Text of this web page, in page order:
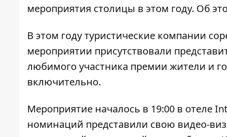
мероприятия столицы в этом году. Об
В этом году туристические компании
мероприятии присутствовали
любимого участника премии жители и
включительно.
Мероприятие началось в 19:00 в отеле
номинаций представили свою видео-